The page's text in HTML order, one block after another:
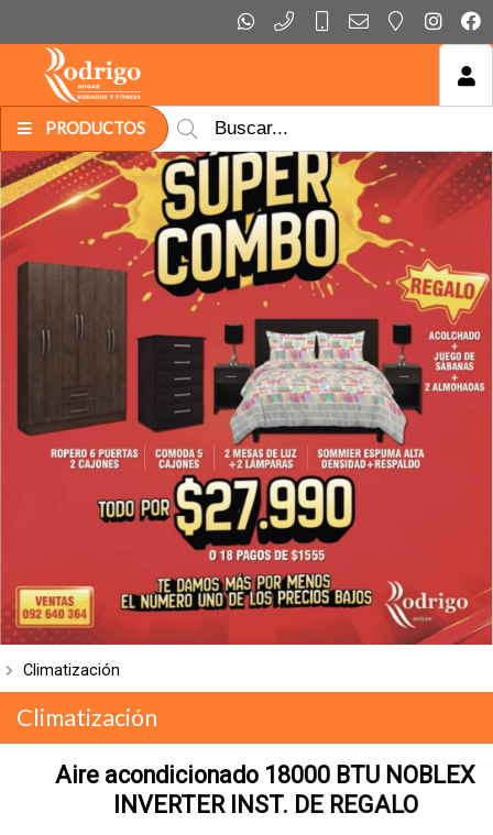
PRODUCTOS
MI COMPRA
Climatización
Climatización
Aire acondicionado 18000 BTU NOBLEX
INVERTER INST. DE REGALO